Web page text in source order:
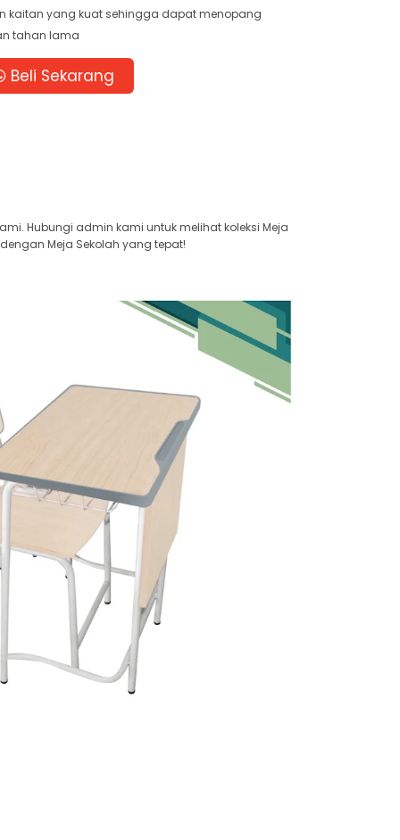
kaitan yang kuat sehingga dapat menopang
tahan lama
Beli Sekarang
Hubungi admin kami untuk melihat koleksi Meja
Meja Sekolah yang tepat!